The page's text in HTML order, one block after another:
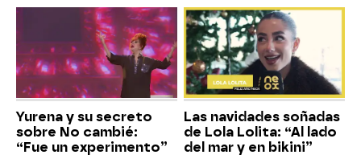
Yurena y su secreto
sobre No cambié:
“Fue un experimento”
Las navidades soñadas
de Lola Lolita: “Al lado
del mar y en bikini”